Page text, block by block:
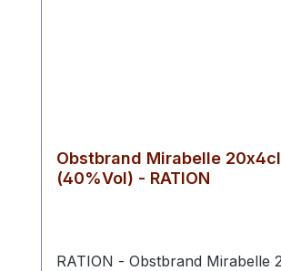
Obstbrand Mirabelle 20x4cl
(40%Vol) - RATION
RATION - Obstbrand Mirabelle 20x4cl